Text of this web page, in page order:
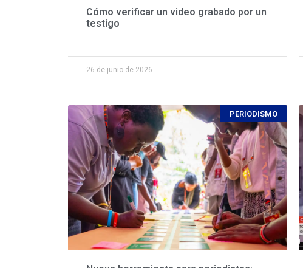
Cómo verificar un video grabado por un
testigo
26 de junio de 2026
PERIODISMO